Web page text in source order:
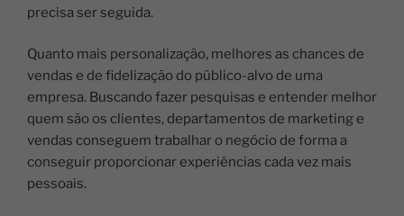
precisa ser seguida.
Quanto mais personalização, melhores as chances de
vendas e de fidelização do público-alvo de uma
empresa. Buscando fazer pesquisas e entender melhor
quem são os clientes, departamentos de marketing e
vendas conseguem trabalhar o negócio de forma a
conseguir proporcionar experiências cada vez mais
pessoais.